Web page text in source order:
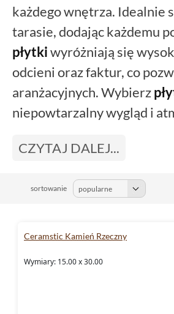
każdego wnętrza. Idealnie
tarasie, dodając każdemu
płytkiwyróżniają się
odcieni oraz faktur, co
aranżacyjnych. Wybierz
niepowtarzalny wygląd i
CZYTAJ DALEJ...
sortowanie
Ceramstic Kamień Rzeczny
Wymiary: 15.00 x 30.00